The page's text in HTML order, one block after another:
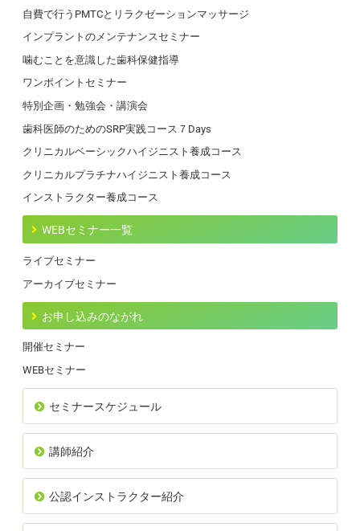
自費で行うPMTCとリラクゼーションマッサージ
インプラントのメンテナンスセミナー
噛むことを意識した歯科保健指導
ワンポイントセミナー
特別企画・勉強会・講演会
歯科医師のためのSRP実践コース７Days
クリニカルベーシックハイジニスト養成コース
クリニカルプラチナハイジニスト養成コース
インストラクター養成コース
WEBセミナー一覧
ライブセミナー
アーカイブセミナー
お申し込みのながれ
開催セミナー
WEBセミナー
セミナースケジュール
講師紹介
公認インストラクター紹介